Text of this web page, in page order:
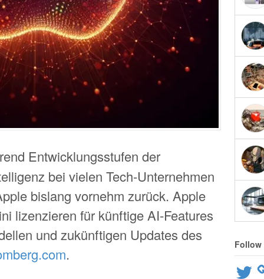
Entwicklungsstufen der
bei vielen Tech-Unternehmen
bislang vornehm zurück. Apple
lizenzieren für künftige AI-Features
und zukünftigen Updates des
.
Follow
Twitter